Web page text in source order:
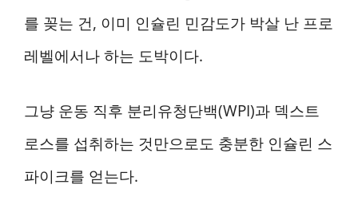
를 꽂는 건, 이미 인슐린 민감도가 박살 난 프로
레벨에서나 하는 도박이다.
그냥 운동 직후 분리유청단백(WPI)과 덱스트
로스를 섭취하는 것만으로도 충분한 인슐린 스
파이크를 얻는다.